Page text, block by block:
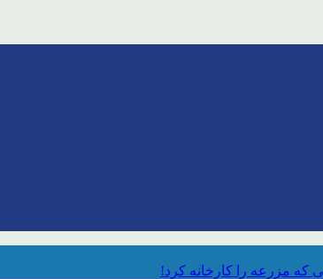
که مزرعه را کارخانه کرد!